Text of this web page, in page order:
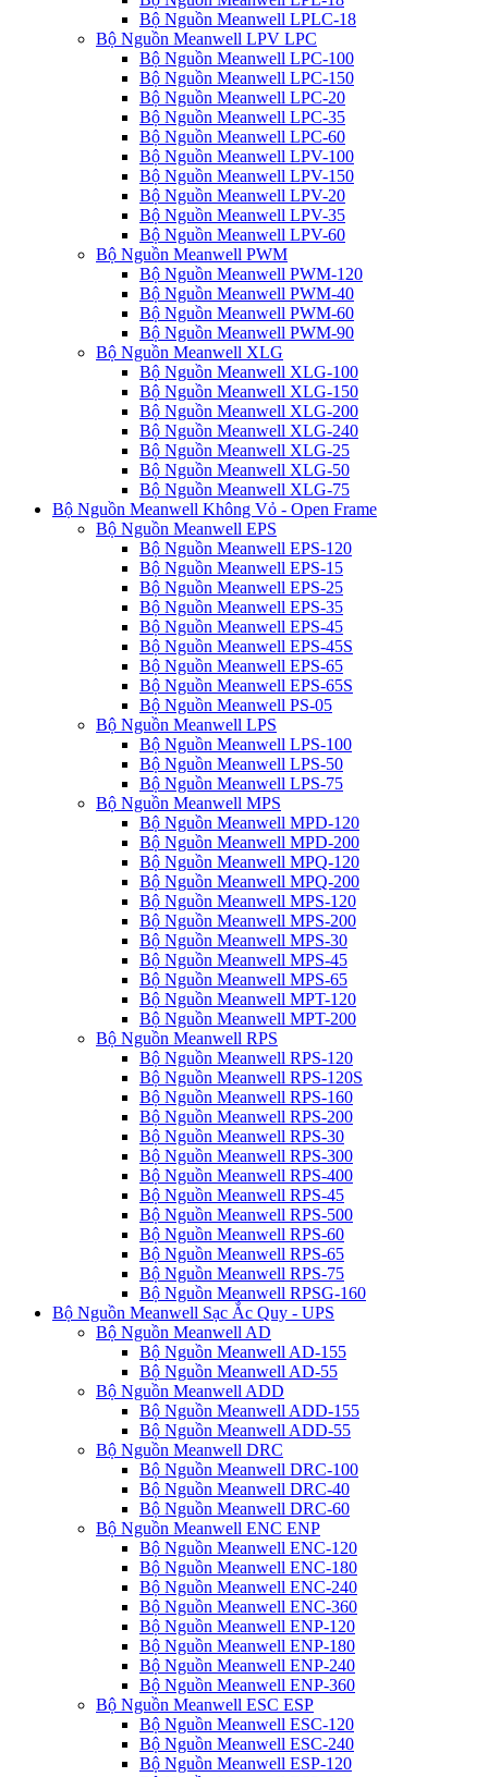
Bộ Nguồn Meanwell LPLC-18
Bộ Nguồn Meanwell LPV LPC
Bộ Nguồn Meanwell LPC-100
Bộ Nguồn Meanwell LPC-150
Bộ Nguồn Meanwell LPC-20
Bộ Nguồn Meanwell LPC-35
Bộ Nguồn Meanwell LPC-60
Bộ Nguồn Meanwell LPV-100
Bộ Nguồn Meanwell LPV-150
Bộ Nguồn Meanwell LPV-20
Bộ Nguồn Meanwell LPV-35
Bộ Nguồn Meanwell LPV-60
Bộ Nguồn Meanwell PWM
Bộ Nguồn Meanwell PWM-120
Bộ Nguồn Meanwell PWM-40
Bộ Nguồn Meanwell PWM-60
Bộ Nguồn Meanwell PWM-90
Bộ Nguồn Meanwell XLG
Bộ Nguồn Meanwell XLG-100
Bộ Nguồn Meanwell XLG-150
Bộ Nguồn Meanwell XLG-200
Bộ Nguồn Meanwell XLG-240
Bộ Nguồn Meanwell XLG-25
Bộ Nguồn Meanwell XLG-50
Bộ Nguồn Meanwell XLG-75
Bộ Nguồn Meanwell Không Vỏ - Open Frame
Bộ Nguồn Meanwell EPS
Bộ Nguồn Meanwell EPS-120
Bộ Nguồn Meanwell EPS-15
Bộ Nguồn Meanwell EPS-25
Bộ Nguồn Meanwell EPS-35
Bộ Nguồn Meanwell EPS-45
Bộ Nguồn Meanwell EPS-45S
Bộ Nguồn Meanwell EPS-65
Bộ Nguồn Meanwell EPS-65S
Bộ Nguồn Meanwell PS-05
Bộ Nguồn Meanwell LPS
Bộ Nguồn Meanwell LPS-100
Bộ Nguồn Meanwell LPS-50
Bộ Nguồn Meanwell LPS-75
Bộ Nguồn Meanwell MPS
Bộ Nguồn Meanwell MPD-120
Bộ Nguồn Meanwell MPD-200
Bộ Nguồn Meanwell MPQ-120
Bộ Nguồn Meanwell MPQ-200
Bộ Nguồn Meanwell MPS-120
Bộ Nguồn Meanwell MPS-200
Bộ Nguồn Meanwell MPS-30
Bộ Nguồn Meanwell MPS-45
Bộ Nguồn Meanwell MPS-65
Bộ Nguồn Meanwell MPT-120
Bộ Nguồn Meanwell MPT-200
Bộ Nguồn Meanwell RPS
Bộ Nguồn Meanwell RPS-120
Bộ Nguồn Meanwell RPS-120S
Bộ Nguồn Meanwell RPS-160
Bộ Nguồn Meanwell RPS-200
Bộ Nguồn Meanwell RPS-30
Bộ Nguồn Meanwell RPS-300
Bộ Nguồn Meanwell RPS-400
Bộ Nguồn Meanwell RPS-45
Bộ Nguồn Meanwell RPS-500
Bộ Nguồn Meanwell RPS-60
Bộ Nguồn Meanwell RPS-65
Bộ Nguồn Meanwell RPS-75
Bộ Nguồn Meanwell RPSG-160
Bộ Nguồn Meanwell Sạc Ắc Quy - UPS
Bộ Nguồn Meanwell AD
Bộ Nguồn Meanwell AD-155
Bộ Nguồn Meanwell AD-55
Bộ Nguồn Meanwell ADD
Bộ Nguồn Meanwell ADD-155
Bộ Nguồn Meanwell ADD-55
Bộ Nguồn Meanwell DRC
Bộ Nguồn Meanwell DRC-100
Bộ Nguồn Meanwell DRC-40
Bộ Nguồn Meanwell DRC-60
Bộ Nguồn Meanwell ENC ENP
Bộ Nguồn Meanwell ENC-120
Bộ Nguồn Meanwell ENC-180
Bộ Nguồn Meanwell ENC-240
Bộ Nguồn Meanwell ENC-360
Bộ Nguồn Meanwell ENP-120
Bộ Nguồn Meanwell ENP-180
Bộ Nguồn Meanwell ENP-240
Bộ Nguồn Meanwell ENP-360
Bộ Nguồn Meanwell ESC ESP
Bộ Nguồn Meanwell ESC-120
Bộ Nguồn Meanwell ESC-240
Bộ Nguồn Meanwell ESP-120